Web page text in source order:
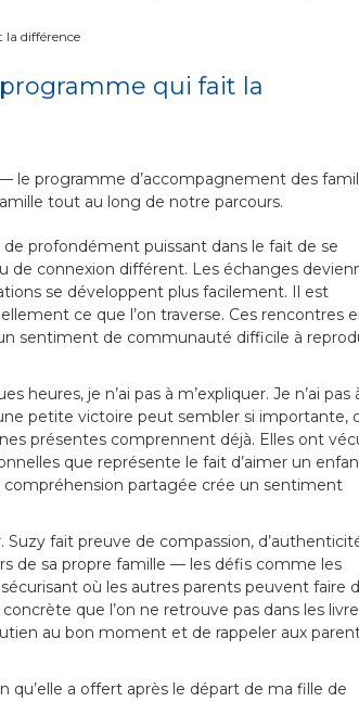
différence
qui fait la
le programme d’accompagnement des
tout au long de notre parcours.
profondément puissant dans le fait de se
de connexion différent. Les échanges
se développent plus facilement. Il est
ce que l’on traverse. Ces rencontres
sentiment de communauté difficile à
heures, je n’ai pas à m’expliquer. Je n’ai pas
petite victoire peut sembler si importante,
présentes comprennent déjà. Elles ont
que représente le fait d’aimer un
partagée crée un sentiment
fait preuve de compassion,
de sa propre famille — les défis comme les
où les autres parents peuvent faire
que l’on ne retrouve pas dans les
au bon moment et de rappeler aux
qu’elle a offert après le départ de ma fille de